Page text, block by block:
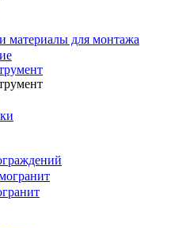
материалы для монтажа